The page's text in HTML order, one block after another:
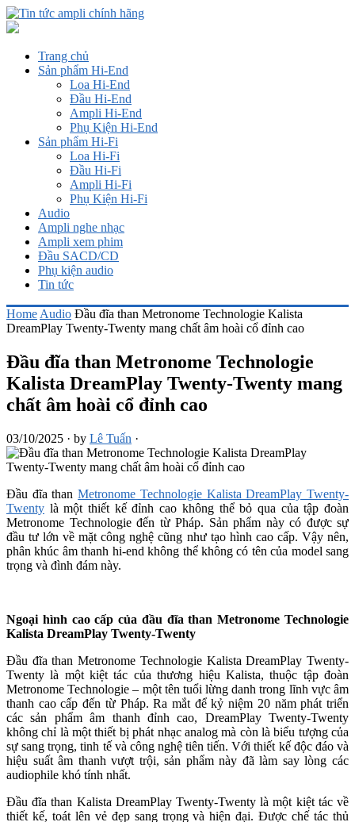
Trang chủ
Sản phẩm Hi-End
Loa Hi-End
Đầu Hi-End
Ampli Hi-End
Phụ Kiện Hi-End
Sản phẩm Hi-Fi
Loa Hi-Fi
Đầu Hi-Fi
Ampli Hi-Fi
Phụ Kiện Hi-Fi
Audio
Ampli nghe nhạc
Ampli xem phim
Đầu SACD/CD
Phụ kiện audio
Tin tức
Home Audio Đầu đĩa than Metronome Technologie Kalista
DreamPlay Twenty-Twenty mang chất âm hoài cổ đỉnh cao
Đầu đĩa than Metronome Technologie
Kalista DreamPlay Twenty-Twenty mang
chất âm hoài cổ đỉnh cao
03/10/2025 · by Lê Tuấn ·
Đầu đĩa thanMetronome Technologie Kalista DreamPlay Twenty-
Twenty là một thiết kế đỉnh cao không thể bỏ qua của tập đoàn
Metronome Technologie đến từ Pháp. Sản phẩm này có được sự
đầu tư lớn về mặt công nghệ cũng như tạo hình cao cấp. Vậy nên,
phân khúc âm thanh hi-end không thể không có tên của model sang
trọng và đình đám này.
Ngoại hình cao cấp của đầu đĩa than Metronome Technologie
Kalista DreamPlay Twenty-Twenty
Đầu đĩa than Metronome Technologie Kalista DreamPlay Twenty-
Twenty là một kiệt tác của thương hiệu Kalista, thuộc tập đoàn
Metronome Technologie – một tên tuổi lừng danh trong lĩnh vực âm
thanh cao cấp đến từ Pháp. Ra mắt để kỷ niệm 20 năm phát triển
các sản phẩm âm thanh đỉnh cao, DreamPlay Twenty-Twenty
không chỉ là một thiết bị phát nhạc analog mà còn là biểu tượng của
sự sang trọng, tinh tế và công nghệ tiên tiến. Với thiết kế độc đáo và
hiệu suất âm thanh vượt trội, sản phẩm này đã làm say lòng các
audiophile khó tính nhất.
Đầu đĩa than Kalista DreamPlay Twenty-Twenty là một kiệt tác về
thiết kế, toát lên vẻ đẹp sang trọng và hiện đại. Được chế tác thủ